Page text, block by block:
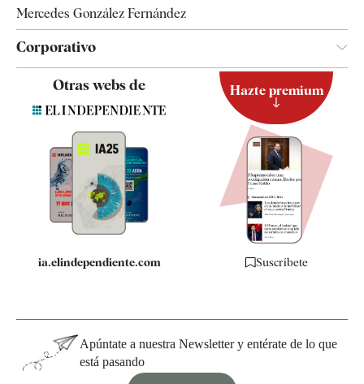
Mercedes González Fernández
Corporativo
Contacto
Quiénes somos
Especificaciones
Otras webs de
ia.elindependiente.com
Hazte premium
Suscríbete
Apúntate a nuestra Newsletter y entérate de lo que
está pasando